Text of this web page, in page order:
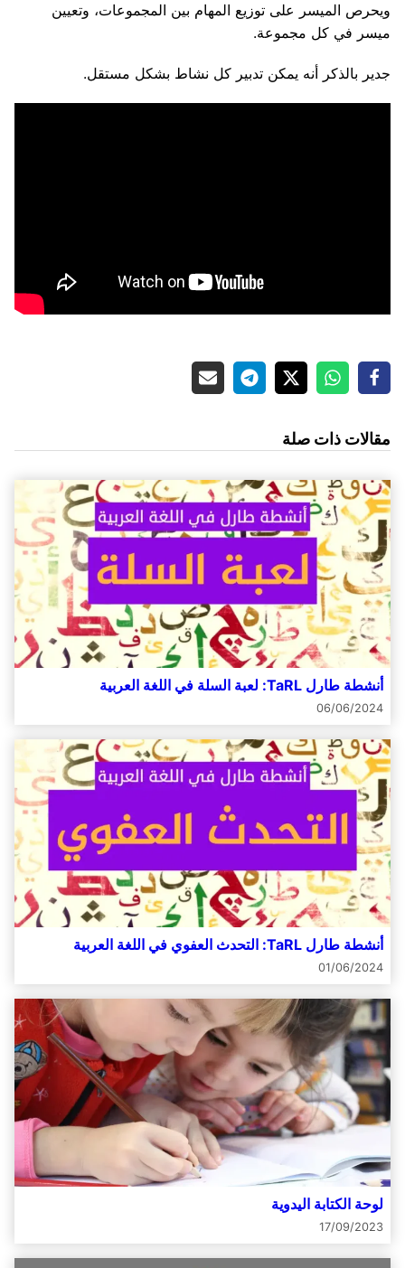
ويحرص الميسر على توزيع المهام بين المجموعات، وتعيين
ميسر في كل مجموعة.
جدير بالذكر أنه يمكن تدبير كل نشاط بشكل مستقل.
مقالات ذات صلة
أنشطة طارل TaRL: لعبة السلة في اللغة العربية
06/06/2024
أنشطة طارل TaRL: التحدث العفوي في اللغة العربية
01/06/2024
لوحة الكتابة اليدوية
17/09/2023